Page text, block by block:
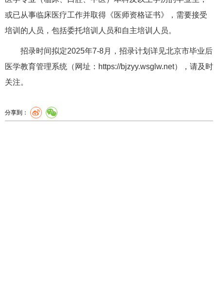
或已从事临床医疗工作并取得《医师资格证书》，需要接受
培训的人员，包括委托培训人员和自主培训人员。
招录时间拟定2025年7-8月，招录计划详见北京市毕业后
医学教育管理系统（网址：https://bjzyy.wsglw.net），请及时
关注。
分享到：